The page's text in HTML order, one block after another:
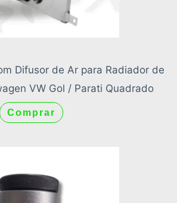
Difusor de Ar para Radiador de
VW Gol / Parati Quadrado
Comprar